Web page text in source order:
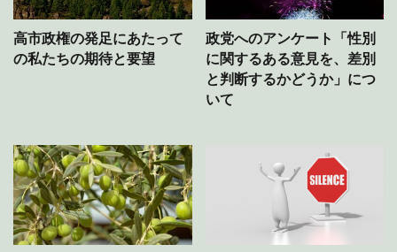
高市政権の発足にあたって
の私たちの期待と要望
政党へのアンケート「性別
に関するある意見を、差別
と判断するかどうか」につ
いて